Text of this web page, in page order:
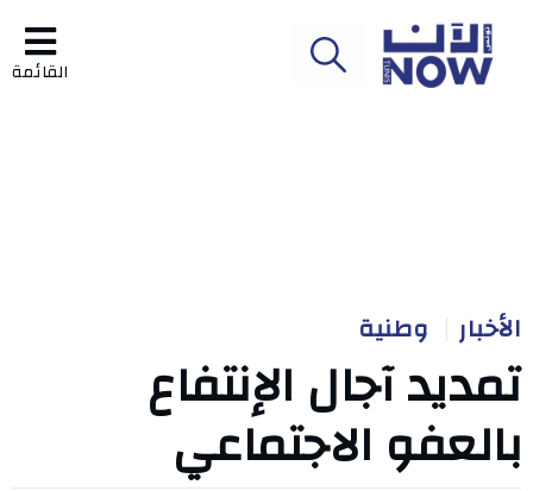
القائمة
الأخبار وطنية
تمديد آجال الإنتفاع
بالعفو الاجتماعي